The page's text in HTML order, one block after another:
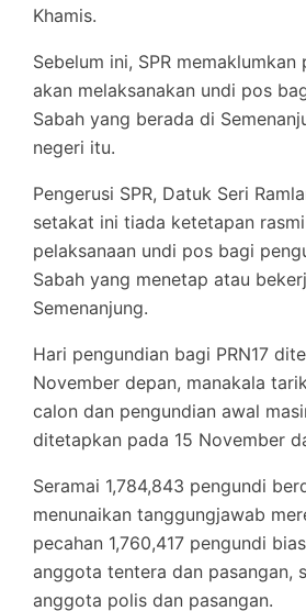
Khamis.
Sebelum ini, SPR
akan melaksanakan undi pos
Sabah yang berada di
negeri itu.
Pengerusi SPR, Datuk Seri
setakat ini tiada ketetapan
pelaksanaan undi pos bagi
Sabah yang menetap atau
Semenanjung.
Hari pengundian bagi PRN17
November depan, manakala
calon dan pengundian awal
ditetapkan pada 15 November
Seramai 1,784,843 pengundi
menunaikan tanggungjawab
pecahan 1,760,417 pengundi
anggota tentera dan pasangan,
anggota polis dan pasangan.